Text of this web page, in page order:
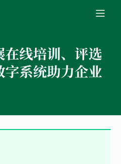
在线培训、评选
系统助力企业